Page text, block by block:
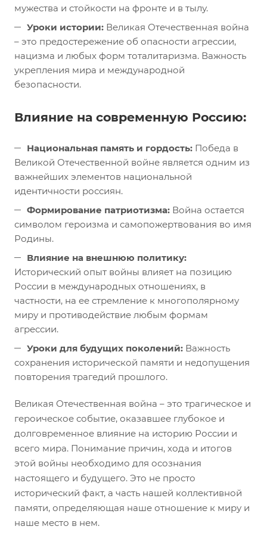
мужества и стойкости на фронте и в тылу.
Уроки истории: Великая Отечественная война
– это предостережение об опасности агрессии,
нацизма и любых форм тоталитаризма. Важность
укрепления мира и международной
безопасности.
Влияние на современную Россию:
Национальная память и гордость: Победа в
Великой Отечественной войне является одним из
важнейших элементов национальной
идентичности россиян.
Формирование патриотизма: Война остается
символом героизма и самопожертвования во имя
Родины.
Влияние на внешнюю политику:
Исторический опыт войны влияет на позицию
России в международных отношениях, в
частности, на ее стремление к многополярному
миру и противодействие любым формам
агрессии.
Уроки для будущих поколений: Важность
сохранения исторической памяти и недопущения
повторения трагедий прошлого.
Великая Отечественная война – это трагическое и
героическое событие, оказавшее глубокое и
долговременное влияние на историю России и
всего мира. Понимание причин, хода и итогов
этой войны необходимо для осознания
настоящего и будущего. Это не просто
исторический факт, а часть нашей коллективной
памяти, определяющая наше отношение к миру и
наше место в нем.